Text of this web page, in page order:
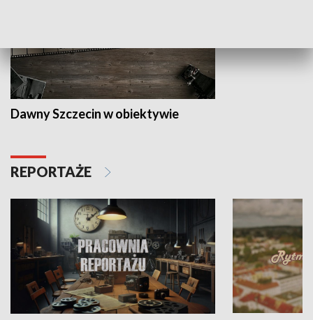
Dawny Szczecin w obiektywie
REPORTAŻE